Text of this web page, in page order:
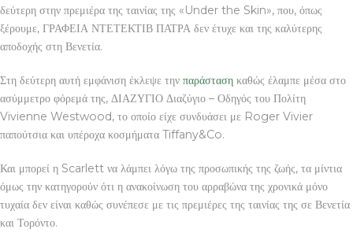
δεύτερη στην πρεμιέρα της ταινίας της «Under the Skin», που, όπως
ξέρουμε, ΓΡΑΦΕΙΑ ΝΤΕΤΕΚΤΙΒ ΠΑΤΡΑ δεν έτυχε και της καλύτερης
αποδοχής στη Βενετία.
Στη δεύτερη αυτή εμφάνιση έκλεψε την παράσταση καθώς έλαμπε μέσα στο
ασύμμετρο φόρεμά της, ΔΙΑΖΥΓΙΟ Διαζύγιο – Οδηγός του Πολίτη
Vivienne Westwood, το οποίο είχε συνδυάσει με Roger Vivier
παπούτσια και υπέροχα κοσμήματα Tiffany&Co.
Και μπορεί η Scarlett να λάμπει λόγω της προσωπικής της ζωής, τα μίντια
όμως την κατηγορούν ότι η ανακοίνωση του αρραβώνα της χρονικά μόνο
τυχαία δεν είναι καθώς συνέπεσε με τις πρεμιέρες της ταινίας της σε Βενετία
και Τορόντο.